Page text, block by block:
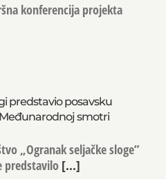
konferencija projekta
predstavio posavsku
smotri
„Ogranak seljačke sloge”
predstavilo [...]